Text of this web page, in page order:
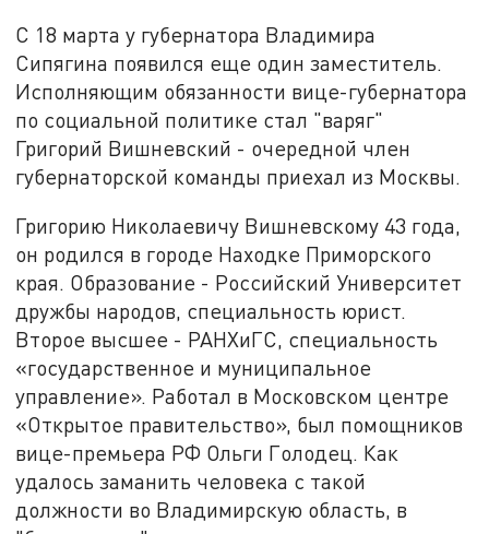
С 18 марта у губернатора Владимира
Сипягина появился еще один заместитель.
Исполняющим обязанности вице-губернатора
по социальной политике стал "варяг"
Григорий Вишневский - очередной член
губернаторской команды приехал из Москвы.
Григорию Николаевичу Вишневскому 43 года,
он родился в городе Находке Приморского
края. Образование - Российский Университет
дружбы народов, специальность юрист.
Второе высшее - РАНХиГС, специальность
«государственное и муниципальное
управление». Работал в Московском центре
«Открытое правительство», был помощников
вице-премьера РФ Ольги Голодец. Как
удалось заманить человека с такой
должности во Владимирскую область, в